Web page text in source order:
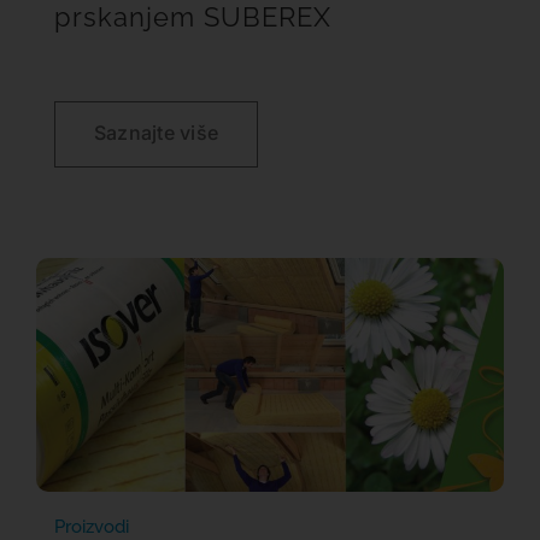
prskanjem SUBEREX
Saznajte više
Proizvodi